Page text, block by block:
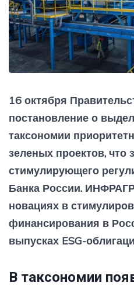
16 октября
постановление о
таксономии
зеленых проектов, что
стимулирующего
Банка России.
новациях в
финансирования в
выпусках ESG-
В таксономии